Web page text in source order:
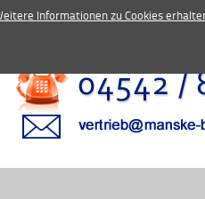
Informationen zu Cookies